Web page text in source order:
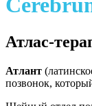
Атлас-
Атлант
позвонок,